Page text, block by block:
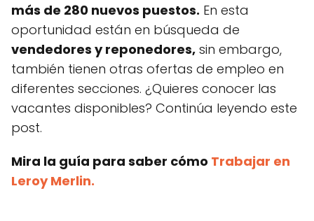
más de 280 nuevos puestos. En esta
oportunidad están en búsqueda de
vendedores y reponedores, sin embargo,
también tienen otras ofertas de empleo en
diferentes secciones. ¿Quieres conocer las
vacantes disponibles? Continúa leyendo este
post.
Mira la guía para saber cómo Trabajar en
Leroy Merlin.